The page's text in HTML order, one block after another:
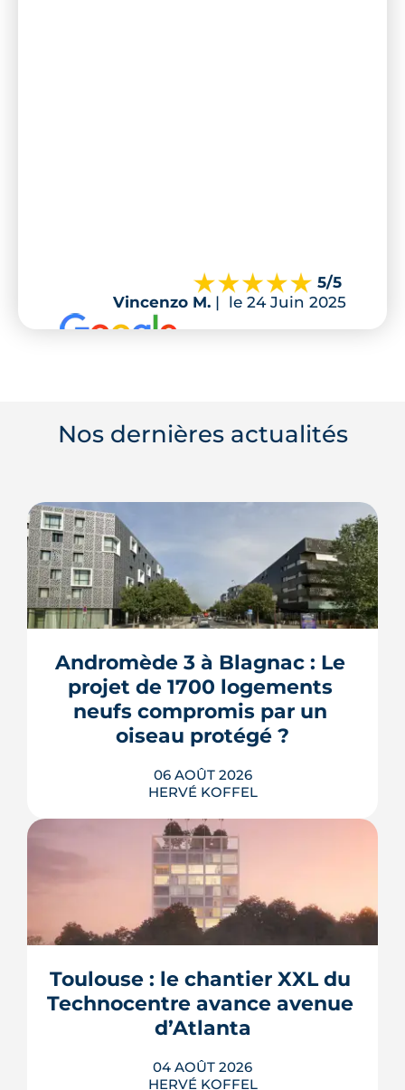
5/5
Vincenzo M. | le 24 Juin 2025
Nos dernières actualités
Andromède 3 à Blagnac : Le
projet de 1700 logements
neufs compromis par un
oiseau protégé ?
06 AOÛT 2026
HERVÉ KOFFEL
La troisième et dernière phase de
l'écoquartier Andromède doit livrer
près de 1 700 logements à partir de
protégé, la cisticole des joncs, contraint
fortement le plan d'aménagement et
repousse un calendrier déjà tendu.
LIRE L'ARTICLE
Toulouse : le chantier XXL du
Technocentre avance avenue
d’Atlanta
04 AOÛT 2026
HERVÉ KOFFEL